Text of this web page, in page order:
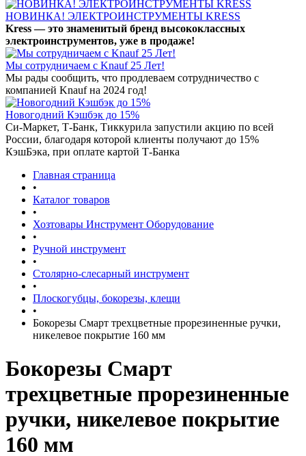
НОВИНКА! ЭЛЕКТРОИНСТРУМЕНТЫ KRESS
Kress — это знаменитый бренд высококлассных
электроинструментов, уже в продаже!
Мы сотрудничаем с Knauf 25 Лет!
Мы рады сообщить, что продлеваем сотрудничество с
компанией Knauf на 2024 год!
Новогодний Кэшбэк до 15%
Си-Маркет, Т-Банк, Тиккурила запустили акцию по всей
России, благодаря которой клиенты получают до 15%
КэшБэка, при оплате картой Т-Банка
Главная страница
•
Каталог товаров
•
Хозтовары Инструмент Оборудование
•
Ручной инструмент
•
Столярно-слесарный инструмент
•
Плоскогубцы, бокорезы, клещи
•
Бокорезы Смарт трехцветные прорезиненные ручки,
никелевое покрытие 160 мм
Бокорезы Смарт
трехцветные прорезиненные
ручки, никелевое покрытие
160 мм